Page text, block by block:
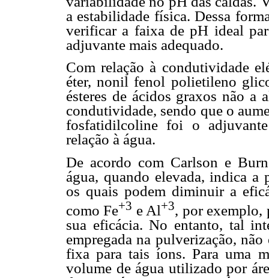
a estabilidade física. Dessa
verificar a faixa de pH ideal
adjuvante mais adequado.
Com relação à condutividade
éter, nonil fenol polietileno
ésteres de ácidos graxos não a
condutividade, sendo que o
fosfatidilcoline foi o
relação à água.
De acordo com Carlson e
água, quando elevada, indica a
os quais podem diminuir a
como Fe+3 e Al+3, por exemplo,
sua eficácia. No entanto, tal
empregada na pulverização,
fixa para tais íons. Para uma
volume de água utilizado por